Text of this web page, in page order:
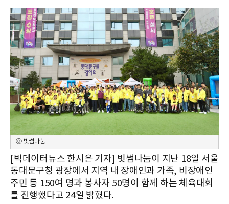
ⓒ 빗썸나눔
[빅데이터뉴스 한시은 기자] 빗썸나눔이 지난 18일 서울
동대문구청 광장에서 지역 내 장애인과 가족, 비장애인
주민 등 150여 명과 봉사자 50명이 함께 하는 체육대회
를 진행했다고 24일 밝혔다.